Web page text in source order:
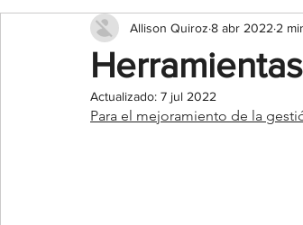
Allison Quiroz 8 abr 2022 2
Actualizado: 7 jul 2022
Para el mejoramiento de la